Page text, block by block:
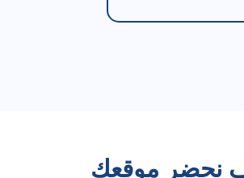
نحضر موقعك